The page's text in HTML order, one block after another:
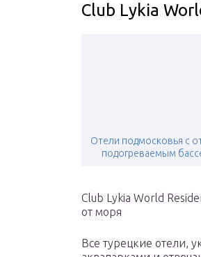
Club Lykia
Отели подмосковья с
подогреваемым
Club Lykia World
от моря
Все турецкие отели,